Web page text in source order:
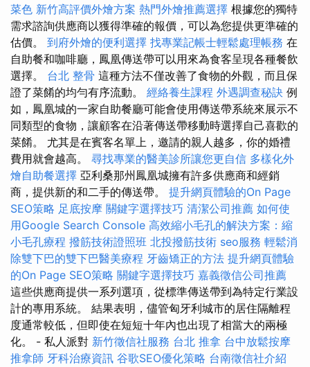
菜色 新竹高評價外燴方案 熱門外燴推薦選擇 根據您的獨特
需求諮詢供應商以獲得準確的報價，可以為您提供更準確的
估價。 到府外燴的便利選擇 找專業記帳士輕鬆處理帳務 在
自助餐和咖啡廳，鳳凰傳送帶可以用來為食客呈現各種餐飲
選擇。 台北 整骨 這種方法不僅改善了食物的外觀，而且保
證了菜餚的均勻有序流動。 經絡養生課程 外遇調查秘訣 例
如，鳳凰城的一家自助餐廳可能會使用傳送帶系統來展示不
同類型的食物，讓顧客在沿著傳送帶移動時選擇自己喜歡的
菜餚。 尤其是在賓客名單上，邀請的親人越多，你的婚禮
費用就會越高。 尋找專業的醫美診所讓您更自信 多樣化外
燴自助餐選擇 亞利桑那州鳳凰城擁有許多供應商和經銷
商，提供新的和二手的傳送帶。 提升網頁體驗的On Page
SEO策略 足底按摩 關鍵字選擇技巧 清潔公司推薦 如何使
用Google Search Console 高效縮小毛孔的解決方案：縮
小毛孔療程 撥筋技術證照班 北投撥筋技術 seo服務 輕鬆消
除雙下巴的雙下巴醫美療程 牙齒矯正的方法 提升網頁體驗
的On Page SEO策略 關鍵字選擇技巧 嘉義徵信公司推薦
這些供應商提供一系列選項，從標準傳送帶到為特定行業設
計的專用系統。 結果表明，儘管匈牙利城市的居住隔離程
度通常較低，但即使在短短十年內也出現了相當大的兩極
化。 - 私人派對 新竹徵信社服務 台北 推拿 台中放鬆按摩
推拿師 牙科治療資訊 谷歌SEO優化策略 台南徵信社介紹